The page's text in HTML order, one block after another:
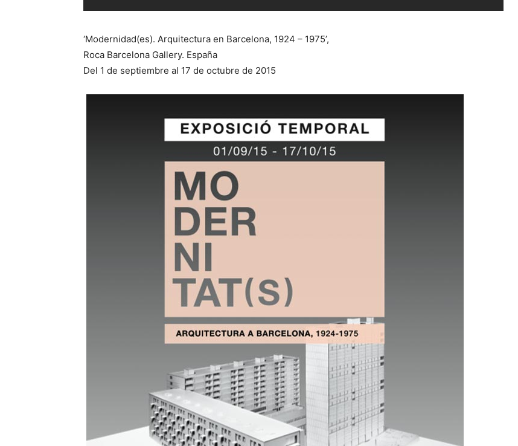
‘Modernidad(es). Arquitectura en Barcelona, 1924 – 1975’,
Roca Barcelona Gallery. España
Del 1 de septiembre al 17 de octubre de 2015